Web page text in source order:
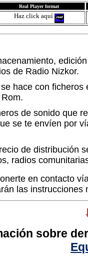
Real Player format
Haz click aquí
de Radio Nizkor.
hace con
de sonido que
se te envíen por
de distribución
radios
en contacto
las instrucciones
sobre